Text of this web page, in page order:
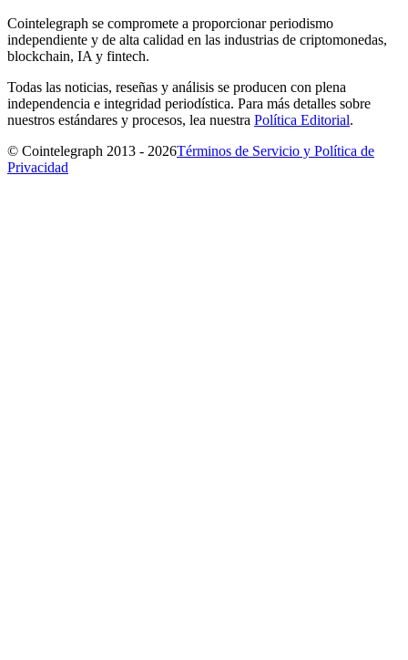
Cointelegraph se compromete a proporcionar periodismo
independiente y de alta calidad en las industrias de criptomonedas,
blockchain, IA y fintech.
Todas las noticias, reseñas y análisis se producen con plena
independencia e integridad periodística. Para más detalles sobre
nuestros estándares y procesos, lea nuestra Política Editorial.
© Cointelegraph 2013 - 2026Términos de Servicio y Política de
Privacidad